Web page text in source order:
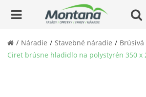
Náradie Stavebné náradie
Brúsivá
Ciret brúsne hladidlo na polystyrén 350 x